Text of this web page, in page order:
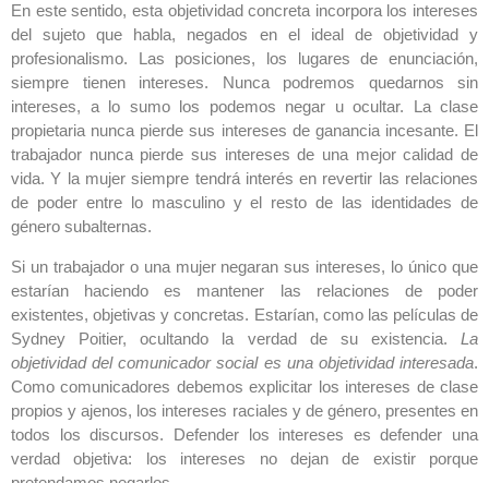
En este sentido, esta objetividad concreta incorpora los intereses
del sujeto que habla, negados en el ideal de objetividad y
profesionalismo. Las posiciones, los lugares de enunciación,
siempre tienen intereses. Nunca podremos quedarnos sin
intereses, a lo sumo los podemos negar u ocultar. La clase
propietaria nunca pierde sus intereses de ganancia incesante. El
trabajador nunca pierde sus intereses de una mejor calidad de
vida. Y la mujer siempre tendrá interés en revertir las relaciones
de poder entre lo masculino y el resto de las identidades de
género subalternas.
Si un trabajador o una mujer negaran sus intereses, lo único que
estarían haciendo es mantener las relaciones de poder
existentes, objetivas y concretas. Estarían, como las películas de
Sydney Poitier, ocultando la verdad de su existencia. La
objetividad del comunicador social es una objetividad interesada.
Como comunicadores debemos explicitar los intereses de clase
propios y ajenos, los intereses raciales y de género, presentes en
todos los discursos. Defender los intereses es defender una
verdad objetiva: los intereses no dejan de existir porque